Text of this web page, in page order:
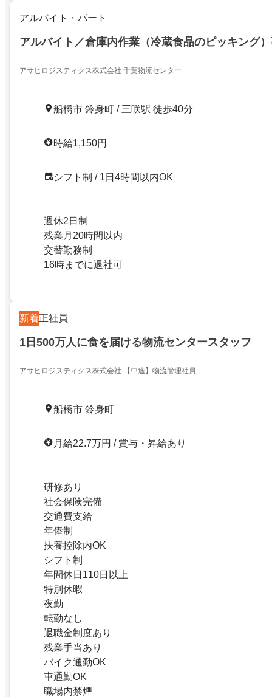
アルバイト・パート
アルバイト／倉庫内作業（冷蔵食品のピッキング
アサヒロジスティクス株式会社 千葉物流センター
船橋市 鈴身町 / 三咲駅 徒歩40分
時給1,150円
シフト制 / 1日4時間以内OK
週休2日制
残業月20時間以内
交替勤務制
16時までに退社可
新着正社員
1日500万人に食を届ける物流センタースタッフ
アサヒロジスティクス株式会社 【中途】物流管理社員
船橋市 鈴身町
月給22.7万円 / 賞与・昇給あり
研修あり
社会保険完備
交通費支給
年俸制
扶養控除内OK
シフト制
年間休日110日以上
特別休暇
夜勤
転勤なし
退職金制度あり
残業手当あり
バイク通勤OK
車通勤OK
職場内禁煙